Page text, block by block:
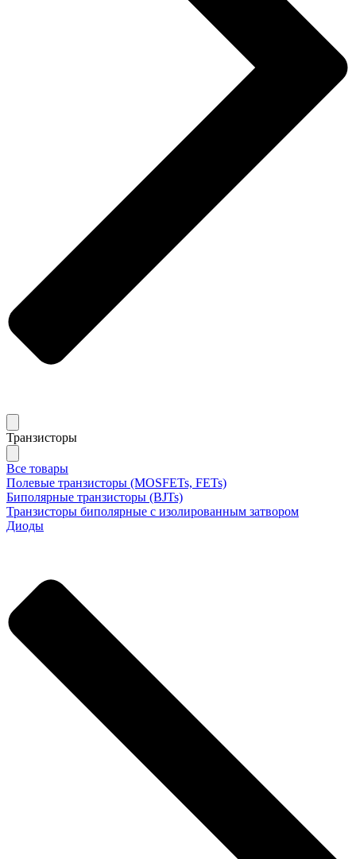
Транзисторы
Все товары
Полевые транзисторы (MOSFETs, FETs)
Биполярные транзисторы (BJTs)
Транзисторы биполярные с изолированным затвором
Диоды